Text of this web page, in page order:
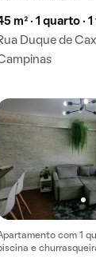
m² · 1 quarto ·
Duque de
com 1
e